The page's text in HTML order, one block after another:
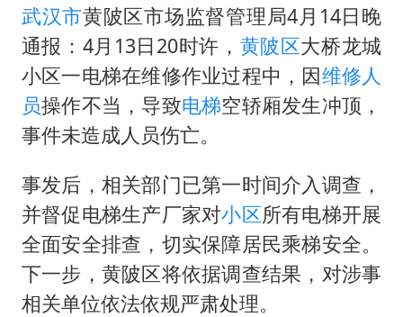
《Monica》填词人黎彼得去世
“银行午休1.5小时”留个窗口行不行
A股创业板指低开1.78%
蜜雪冰城员工抽烟收银 门店现已停业
汕头市政府被约谈
嘲讽周星驰无儿女没朋友 李修贤道歉
董路致歉：泰国10岁黑人父母是伪造的
外交部回应日本将中国列为最大挑战
武汉市黄陂区市场监督管理局4月14日晚
通报：4月13日20时许， 黄陂区大桥龙城
小区一电梯在维修作业过程中，因维修人
员操作不当，导致电梯空轿厢发生冲顶，
事件未造成人员伤亡。
事发后，相关部门已第一时间介入调查，
并督促电梯生产厂家对小区所有电梯开展
全面安全排查，切实保障居民乘梯安全。
下一步，黄陂区将依据调查结果，对涉事
相关单位依法依规严肃处理。